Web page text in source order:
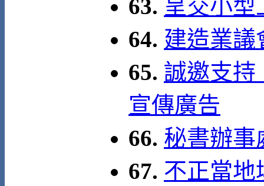
63. 呈交小
64. 建造業議
65. 誠邀支持
宣傳廣告
66. 秘書辦事
67. 不正當地